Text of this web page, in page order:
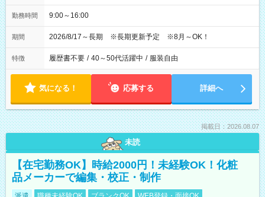
勤務時間 9:00～16:00
期間 2026/8/17～長期 ※長期更新予定 ※8月～OK！
特徴 履歴書不要 / 40～50代活躍中 / 服装自由
気になる！ 応募する 詳細へ
掲載日：2026.08.07
未読
【在宅勤務OK】時給2000円！未経験OK！化粧
品メーカーで編集・校正・制作